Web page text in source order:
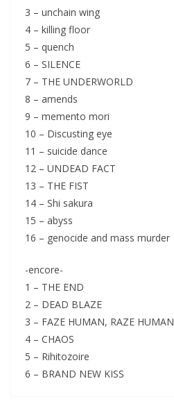
3 – unchain wing
4 – killing floor
5 – quench
6 – SILENCE
7 – THE UNDERWORLD
8 – amends
9 – memento mori
10 – Discusting eye
11 – suicide dance
12 – UNDEAD FACT
13 – THE FIST
14 – Shi sakura
15 – abyss
16 – genocide and mass murder
-encore-
1 – THE END
2 – DEAD BLAZE
3 – FAZE HUMAN, RAZE HUMAN
4 – CHAOS
5 – Rihitozoire
6 – BRAND NEW KISS